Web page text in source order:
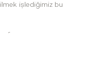
işlediğimiz bu
seansı